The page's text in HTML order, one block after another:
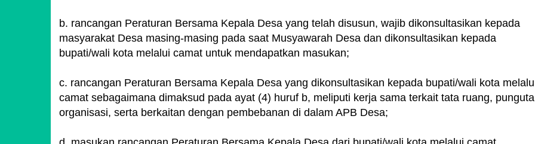
b. rancangan Peraturan Bersama Kepala Desa yang telah disusun, wajib dikonsultasikan kepada
masyarakat Desa masing-masing pada saat Musyawarah Desa dan dikonsultasikan kepada
bupati/wali kota melalui camat untuk mendapatkan masukan;
c. rancangan Peraturan Bersama Kepala Desa yang dikonsultasikan kepada bupati/wali kota
camat sebagaimana dimaksud pada ayat (4) huruf b, meliputi kerja sama terkait tata ruang,
organisasi, serta berkaitan dengan pembebanan di dalam APB Desa;